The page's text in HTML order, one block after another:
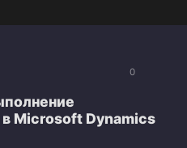
0
в Microsoft Dynamics